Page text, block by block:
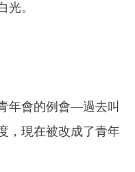
光。
年會的例會—過去叫
，現在被改成了青年